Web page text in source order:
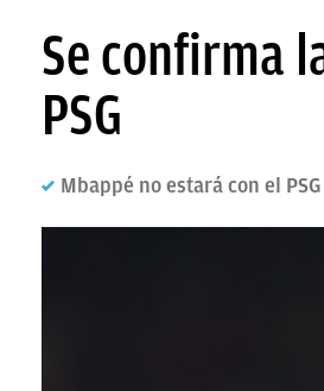
Se confirma
PSG
Mbappé no estará con el